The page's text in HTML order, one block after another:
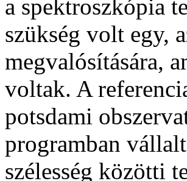
a spektroszkópia
szükség volt egy,
megvalósítására,
voltak. A
potsdami
programban
szélesség közötti